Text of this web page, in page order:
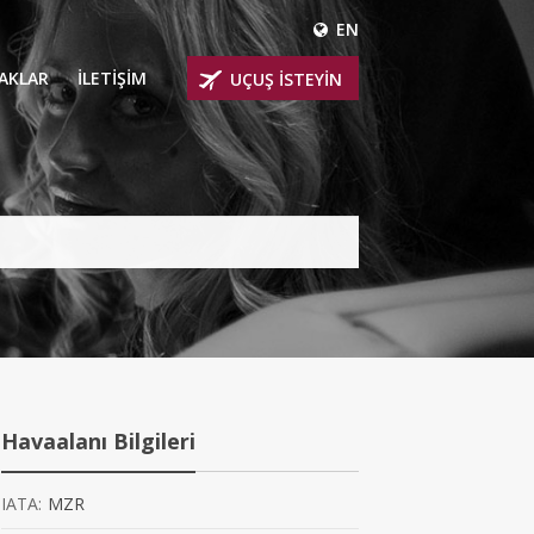
EN
UÇAKLAR
UÇAKLAR
İLETİŞİM UÇUŞ İSTEYİN
Havaalanı Bilgileri
IATA: MZR